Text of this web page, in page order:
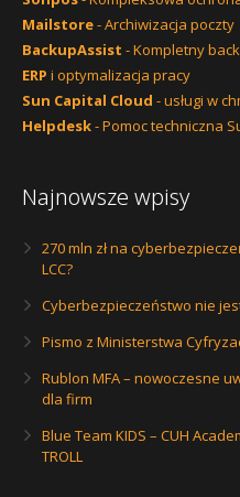
Mailstore- Archiwizacja poczty
BackupAssist - Kompletny
ERP i optymalizacja pracy
Sun Capital Cloud - usługi w
Helpdesk- Pomoc techniczna
Najnowsze wpisy
270 mln zł na
LCC?
Cyberbezpieczeństwo nie
Pismo z Ministerstwa
Rublon MFA – nowoczesne
dla firm
Blue Team KIDS – CUH
TROLL